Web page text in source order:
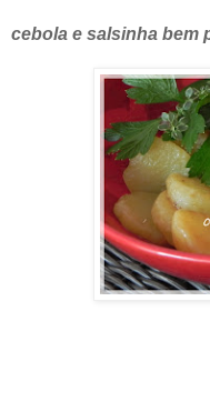
Ah... se
cebola e salsinha bem